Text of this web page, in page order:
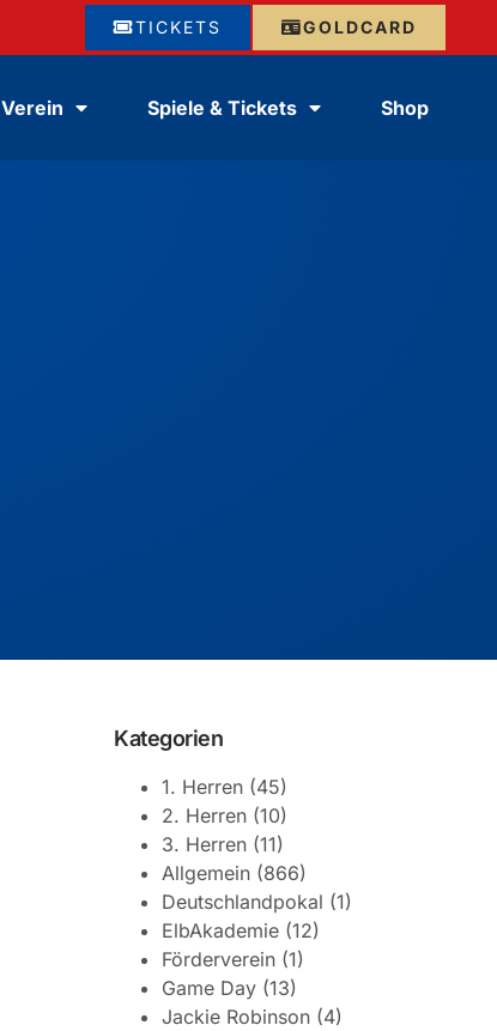
GOLDCARD
TICKETS
Verein Spiele & Tickets Shop
Kategorien
1. Herren (45)
2. Herren (10)
3. Herren (11)
Allgemein (866)
Deutschlandpokal (1)
ElbAkademie (12)
Förderverein (1)
Game Day (13)
Jackie Robinson (4)